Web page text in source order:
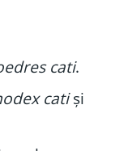
cati.
catiși